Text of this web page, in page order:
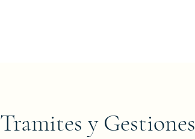
Tramites y Gestiones